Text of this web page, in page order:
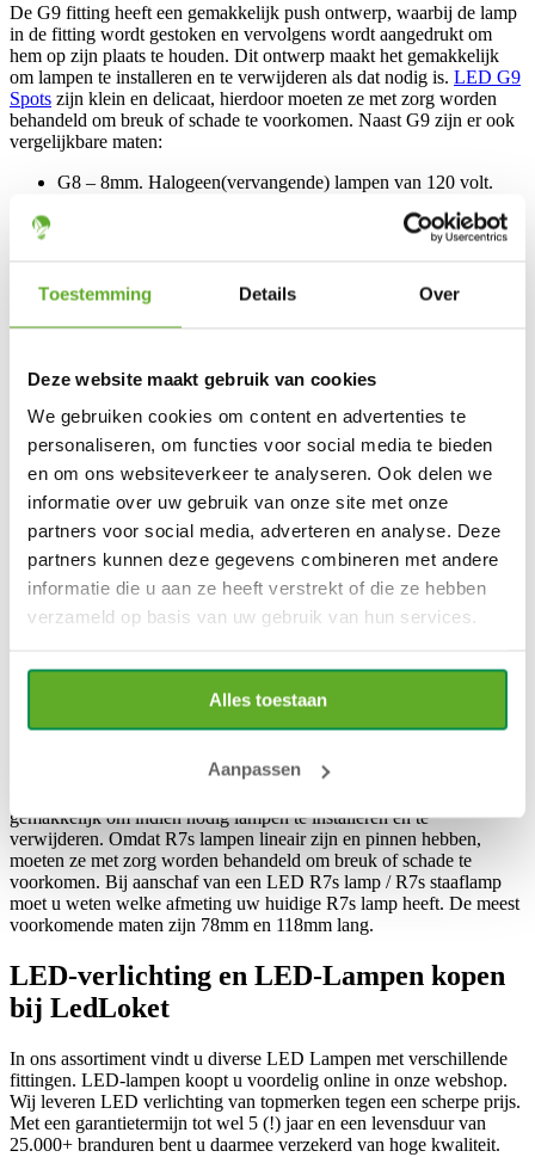
Toestemming Details Over
Deze website maakt gebruik van cookies
We gebruiken cookies om content en advertenties te
personaliseren, om functies voor social media te bieden
en om ons websiteverkeer te analyseren. Ook delen we
informatie over uw gebruik van onze site met onze
partners voor social media, adverteren en analyse. Deze
partners kunnen deze gegevens combineren met andere
informatie die u aan ze heeft verstrekt of die ze hebben
verzameld op basis van uw gebruik van hun services.
Alles toestaan
Aanpassen
De G9 fitting heeft een gemakkelijk push ontwerp, waarbij de lamp
in de fitting wordt gestoken en vervolgens wordt aangedrukt om
hem op zijn plaats te houden. Dit ontwerp maakt het gemakkelijk
om lampen te installeren en te verwijderen als dat nodig is. LED G9
Spots zijn klein en delicaat, hierdoor moeten ze met zorg worden
behandeld om breuk of schade te voorkomen. Naast G9 zijn er ook
vergelijkbare maten:
G8 – 8mm. Halogeen(vervangende) lampen van 120 volt.
G9.5 – 9.5mm. Deze en variaties worden vaak gebruikt in
R7s fitting
R7s lampen worden ook wel lineaire
buislampen of R7s steeklampen
genoemd. Deze lampen kunnen
rechtstreeks aangesloten worden op
220V (netstroom). De R7s-fitting is
een type fitting die gewoonlijk
wordt gebruikt voor lineaire lampen
in uiteenlopende toepassingen zoals
staande lampen, schijnwerpers en
werklampen. Daarnaast komen R7s
lampen vaak voor in “oude”
kapot is en het “oude” armatuur nog in prima staat verkeerd kan
deze vervangen worden met een LED R7s lamp. Met een R7s lamp
bespaart u niet alleen stroom, het licht is ook mooier en feller.
is de perfecte vervanging voor een halogeen
R7s lamp. De De R7s-fitting is genoemd naar het type aansluiting
aansluitingen op de lampvoet. De lamp wordt in de fitting gestoken
gemakkelijk om indien nodig lampen te installeren en te
verwijderen. Omdat R7s lampen lineair zijn en pinnen hebben,
moeten ze met zorg worden behandeld om breuk of schade te
voorkomen. Bij aanschaf van een LED R7s lamp / R7s staaflamp
moet u weten welke afmeting uw huidige R7s lamp heeft. De meest
voorkomende maten zijn 78mm en 118mm lang.
LED-verlichting en LED-Lampen kopen
bij LedLoket
In ons assortiment vindt u diverse LED Lampen met verschillende
fittingen. LED-lampen koopt u voordelig online in onze webshop.
Wij leveren LED verlichting van topmerken tegen een scherpe prijs.
Met een garantietermijn tot wel 5 (!) jaar en een levensduur van
25.000+ branduren bent u daarmee verzekerd van hoge kwaliteit.